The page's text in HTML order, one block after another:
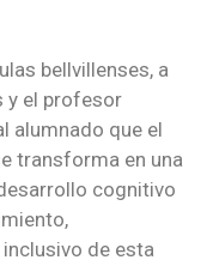
bellvillenses, a
y el profesor
alumnado que el
transforma en una
cognitivo
de esta